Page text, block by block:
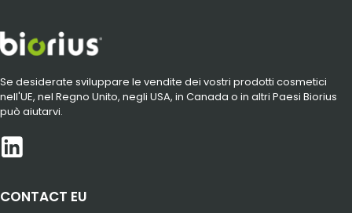
Se desiderate sviluppare le vendite dei vostri prodotti cosmetici
nell'UE, nel Regno Unito, negli USA, in Canada o in altri Paesi Biorius
può aiutarvi.
CONTACT EU